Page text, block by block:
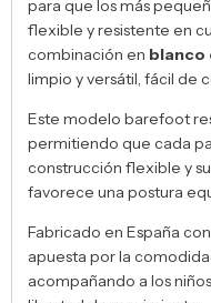
para que los más
flexible y resistente en
combinación en blanco
limpio y versátil, fácil de
Este modelo barefoot
permitiendo que cada
construcción flexible y
favorece una postura
Fabricado en España
apuesta por la
acompañando a los